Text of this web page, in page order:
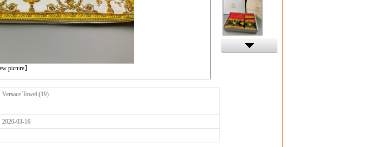
picture】
Versace Towel (19)
2026-03-16